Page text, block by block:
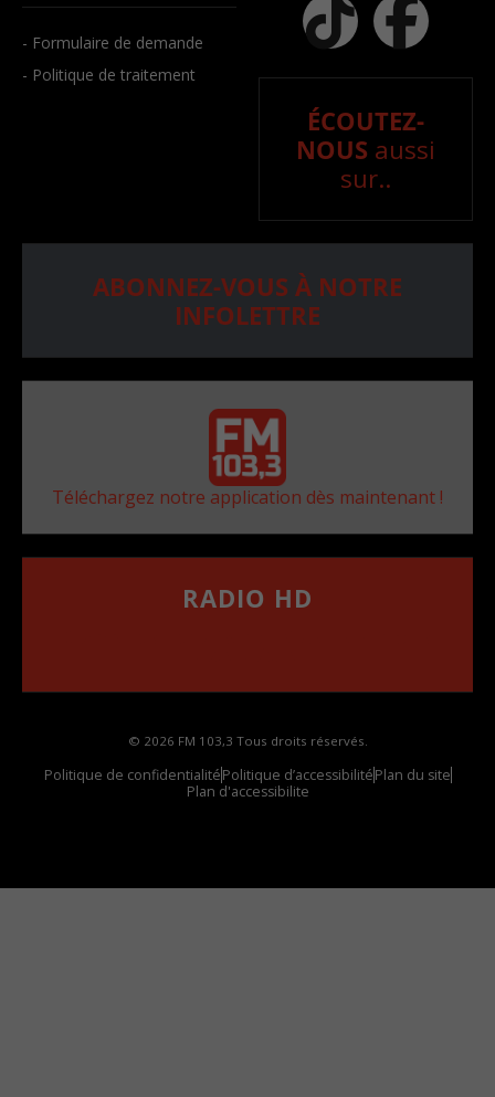
- Formulaire de demande
- Politique de traitement
ÉCOUTEZ-
NOUS aussi
sur..
ABONNEZ-VOUS À NOTRE
INFOLETTRE
Téléchargez notre application dès maintenant !
RADIO HD
© 2026 FM 103,3 Tous droits réservés.
Politique de confidentialitéPolitique d’accessibilitéPlan du site
Plan d'accessibilite